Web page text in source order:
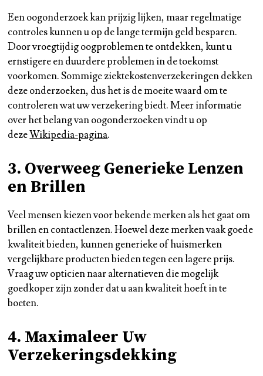
Een oogonderzoek kan prijzig lijken, maar regelmatige
controles kunnen u op de lange termijn geld besparen.
Door vroegtijdig oogproblemen te ontdekken, kunt u
ernstigere en duurdere problemen in de toekomst
voorkomen. Sommige ziektekostenverzekeringen dekken
deze onderzoeken, dus het is de moeite waard om te
controleren wat uw verzekering biedt. Meer informatie
over het belang van oogonderzoeken vindt u op
dezeWikipedia-pagina.
3. Overweeg Generieke Lenzen
en Brillen
Veel mensen kiezen voor bekende merken als het gaat om
brillen en contactlenzen. Hoewel deze merken vaak goede
kwaliteit bieden, kunnen generieke of huismerken
vergelijkbare producten bieden tegen een lagere prijs.
Vraag uw opticien naar alternatieven die mogelijk
goedkoper zijn zonder dat u aan kwaliteit hoeft in te
boeten.
4. Maximaleer Uw
Verzekeringsdekking